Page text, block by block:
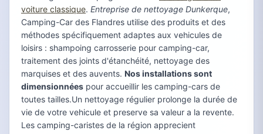
voiture classique. Entreprise de nettoyage Dunkerque,
Camping-Car des Flandres utilise des produits et des
méthodes spécifiquement adaptes aux vehicules de
loisirs : shampoing carrosserie pour camping-car,
traitement des joints d'étanchéité, nettoyage des
marquises et des auvents. Nos installations sont
dimensionnées pour accueillir les camping-cars de
toutes tailles.Un nettoyage régulier prolonge la durée de
vie de votre vehicule et preserve sa valeur a la revente.
Les camping-caristes de la région apprecient